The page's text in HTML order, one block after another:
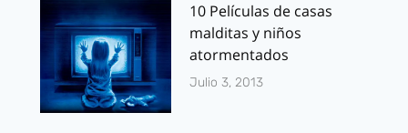
10 Películas de casas
malditas y niños
atormentados
Julio 3, 2013